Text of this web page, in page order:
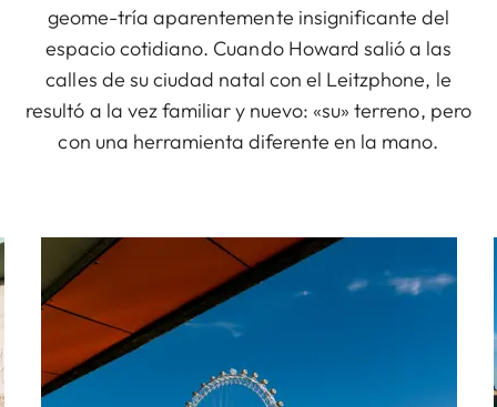
geome-tría aparentemente insignificante del
espacio cotidiano. Cuando Howard salió a las
calles de su ciudad natal con el Leitzphone, le
resultó a la vez familiar y nuevo: «su» terreno, pero
con una herramienta diferente en la mano.